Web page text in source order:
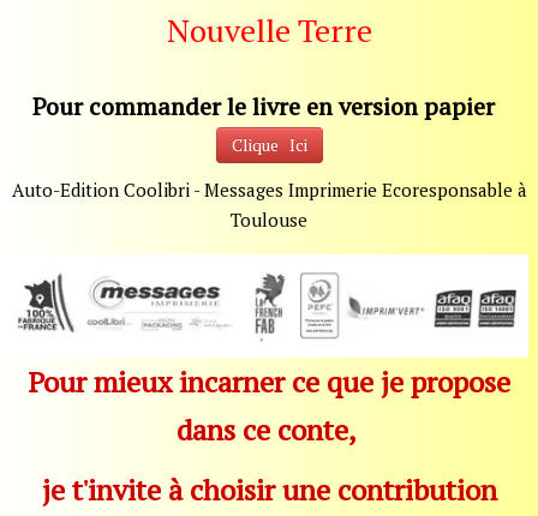
Nouvelle Terre
Pour commander le livre en version papier
Clique Ici
Auto-Edition Coolibri - Messages Imprimerie Ecoresponsable à
Toulouse
Pour mieux incarner ce que je propose
dans ce conte,
je t'invite à choisir une contribution